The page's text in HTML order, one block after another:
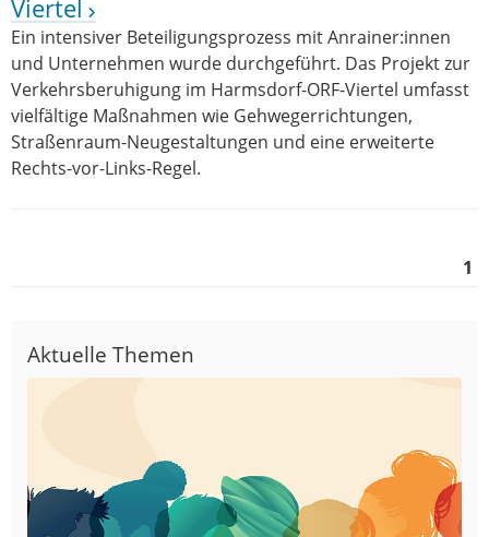
Viertel
Ein intensiver Beteiligungsprozess mit Anrainer:innen
und Unternehmen wurde durchgeführt. Das Projekt zur
Verkehrsberuhigung im Harmsdorf-ORF-Viertel umfasst
vielfältige Maßnahmen wie Gehwegerrichtungen,
Straßenraum-Neugestaltungen und eine erweiterte
Rechts-vor-Links-Regel.
1
Aktuelle Themen